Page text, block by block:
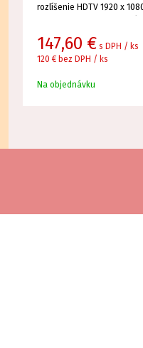
rozlíšenie HDTV 1920 x
viac ako 6,2 rokom pri 2
sledovania. Vďaka jasu
možná šírka projekčnej
osvetlení by maximálna
mala byť 303 cm. Je tiež
147,60 € s DPH / ks
120 € bez DPH / ks
Na objednávku